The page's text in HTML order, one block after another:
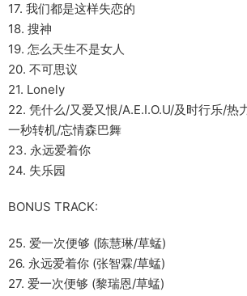
17. 我们都是这样失恋的
18. 搜神
19. 怎么天生不是女人
20. 不可思议
21. Lonely
22. 凭什么/又爱又恨/A.E.I.O.U/及时行乐/热
一秒转机/忘情森巴舞
23. 永远爱着你
24. 失乐园
BONUS TRACK:
25. 爱一次便够 (陈慧琳/草蜢)
26. 永远爱着你 (张智霖/草蜢)
27. 爱一次便够 (黎瑞恩/草蜢)